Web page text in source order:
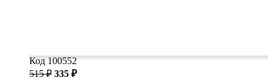
Код 100552
515 ₽ 335 ₽